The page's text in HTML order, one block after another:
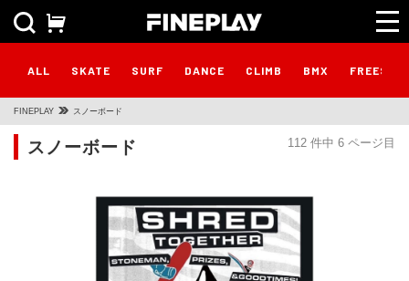
ALL SKATE SURF DANCE CLIMB BMX
FINEPLAY スノーボード
112 件中 6 ページ目
スノーボード